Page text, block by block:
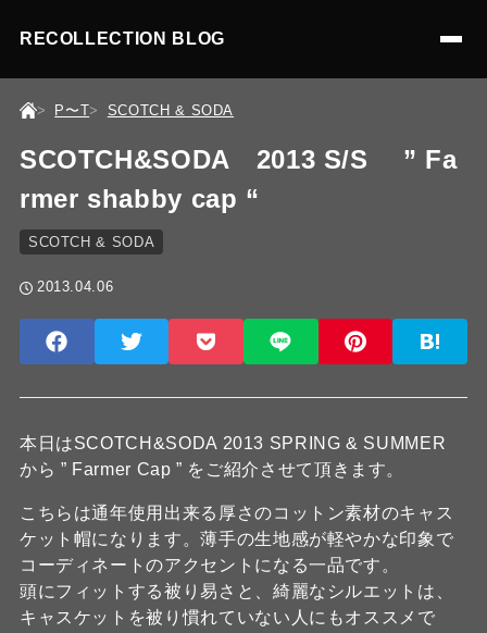
RECOLLECTION BLOG
P〜T SCOTCH & SODA
SCOTCH&SODA 2013 S/S ” Fa
rmer shabby cap “
SCOTCH & SODA
2013.04.06
本日はSCOTCH&SODA 2013 SPRING & SUMMER
から ” Farmer Cap ” をご紹介させて頂きます。
こちらは通年使用出来る厚さのコットン素材のキャス
ケット帽になります。薄手の生地感が軽やかな印象で
コーディネートのアクセントになる一品です。
頭にフィットする被り易さと、綺麗なシルエットは、
キャスケットを被り慣れていない人にもオススメで